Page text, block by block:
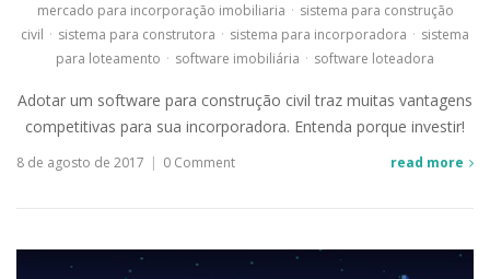
mercado para incorporação imobiliaria · sistema para construção
civil · sistema para construtora · sistema para incorporadora · sistema
para loteamento · software imobiliária · software loteadora
Adotar um software para construção civil traz muitas vantagens
competitivas para sua incorporadora. Entenda porque investir!
8 de agosto de 2017 | 0 Comment read more